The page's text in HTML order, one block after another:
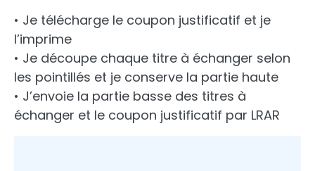
• Je télécharge le coupon justificatif et je
l’imprime
• Je découpe chaque titre à échanger selon
les pointillés et je conserve la partie haute
• J’envoie la partie basse des titres à
échanger et le coupon justificatif par LRAR